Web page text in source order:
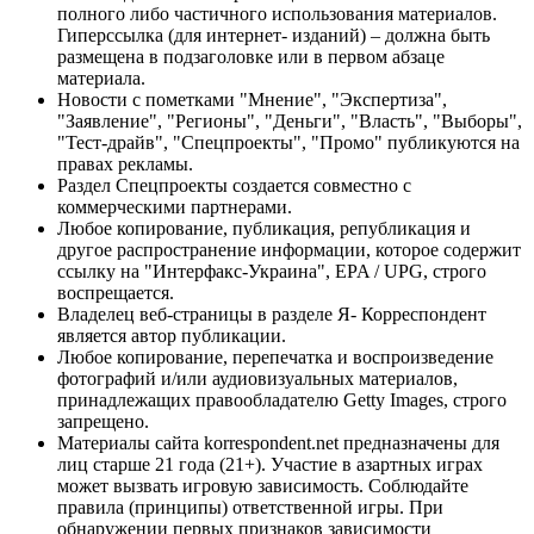
полного либо частичного использования материалов.
Гиперссылка (для интернет- изданий) – должна быть
размещена в подзаголовке или в первом абзаце
материала.
Новости с пометками "Мнение", "Экспертиза",
"Заявление", "Регионы", "Деньги", "Власть", "Выборы",
"Тест-драйв", "Спецпроекты", "Промо" публикуются на
правах рекламы.
Раздел Спецпроекты создается совместно с
коммерческими партнерами.
Любое копирование, публикация, републикация и
другое распространение информации, которое содержит
ссылку на "Интерфакс-Украина", EPA / UPG, строго
воспрещается.
Владелец веб-страницы в разделе Я- Корреспондент
является автор публикации.
Любое копирование, перепечатка и воспроизведение
фотографий и/или аудиовизуальных материалов,
принадлежащих правообладателю Getty Images, строго
запрещено.
Материалы сайта korrespondent.net предназначены для
лиц старше 21 года (21+). Участие в азартных играх
может вызвать игровую зависимость. Соблюдайте
правила (принципы) ответственной игры. При
обнаружении первых признаков зависимости